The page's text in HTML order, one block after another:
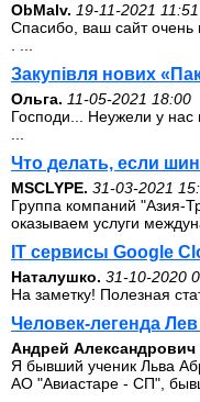
ОbMalv. 19-11-2021 11:51
Спасибо, ваш сайт очень
Закупівля нових
Ольга. 11-05-2021 18:00
Господи... Неужели у
Что делать, если
MSCLYPE. 31-03-2021
Группа компаний "Азия-
оказываем услуги
IT сервисы Google
Наталушко. 31-10-2020
На заметку! Полезная
Человек-легенда
Андрей Александрович
Я бывший ученик Льва
АО "Авиастаре - СП",